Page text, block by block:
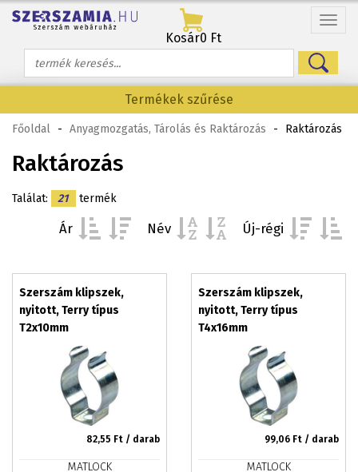
Menü
Kosár0 Ft
Termékek szűrése
Főoldal - Anyagmozgatás, Tárolás és Raktározás - Raktározás
Raktározás
Találat: 21 termék
Ár Név Új-régi
Szerszám klipszek,
nyitott, Terry típus
T2x10mm
82,55 Ft / darab
MATLOCK
Szerszám klipszek,
nyitott, Terry típus
T4x16mm
99,06 Ft / darab
MATLOCK